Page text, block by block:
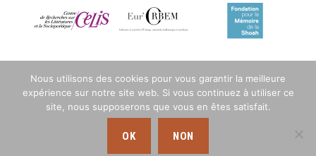
Nous utilisons des cookies pour vous garantir la meilleure
expérience sur notre site web. Si vous continuez à utiliser ce
site, nous supposerons que vous en êtes satisfait.
OK NON